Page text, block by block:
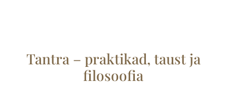
Tantra – praktikad, taust ja
filosoofia